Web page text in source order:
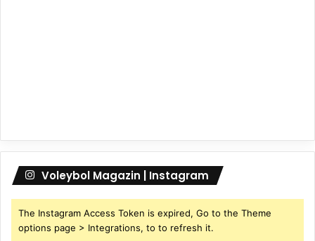
Voleybol Magazin | Instagram
The Instagram Access Token is expired, Go to the Theme
options page > Integrations, to to refresh it.